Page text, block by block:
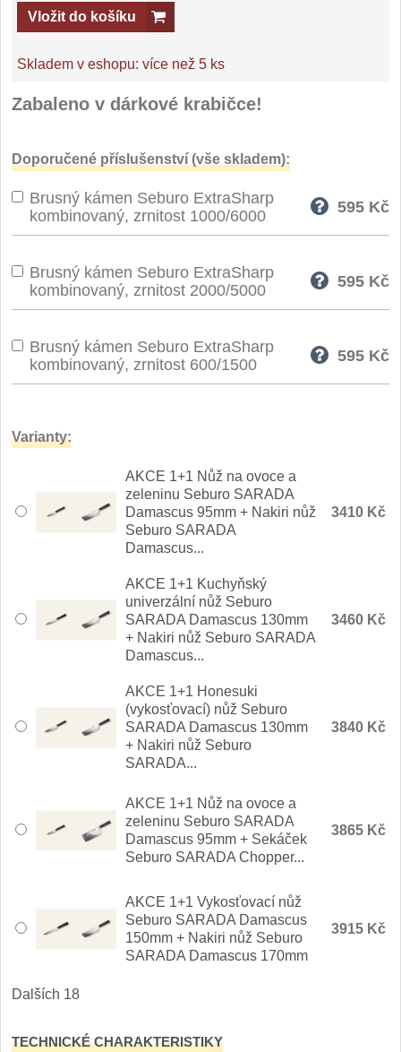
Vložit do košíku
Skladem v eshopu: více než 5 ks
Zabaleno v dárkové krabičce!
Doporučené příslušenství (vše skladem):
Brusný kámen Seburo ExtraSharp
kombinovaný, zrnitost 1000/6000
595 Kč
Brusný kámen Seburo ExtraSharp
kombinovaný, zrnitost 2000/5000
595 Kč
Brusný kámen Seburo ExtraSharp
kombinovaný, zrnitost 600/1500
595 Kč
Varianty:
AKCE 1+1 Nůž na ovoce a
zeleninu Seburo SARADA
Damascus 95mm + Nakiri nůž
Seburo SARADA
Damascus...
3410 Kč
AKCE 1+1 Kuchyňský
univerzální nůž Seburo
SARADA Damascus 130mm
+ Nakiri nůž Seburo SARADA
Damascus...
3460 Kč
AKCE 1+1 Honesuki
(vykosťovací) nůž Seburo
SARADA Damascus 130mm
+ Nakiri nůž Seburo
SARADA...
3840 Kč
AKCE 1+1 Nůž na ovoce a
zeleninu Seburo SARADA
Damascus 95mm + Sekáček
Seburo SARADA Chopper...
3865 Kč
AKCE 1+1 Vykosťovací nůž
Seburo SARADA Damascus
150mm + Nakiri nůž Seburo
SARADA Damascus 170mm
3915 Kč
Dalších 18
TECHNICKÉ CHARAKTERISTIKY